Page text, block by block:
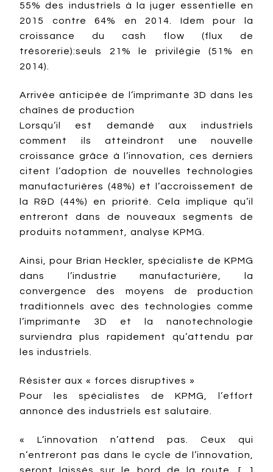
55% des industriels à la juger essentielle en
2015 contre 64% en 2014. Idem pour la
croissance du cash flow (flux de
trésorerie):seuls 21% le privilégie (51% en
2014).
Arrivée anticipée de l’imprimante 3D dans les
chaînes de production
Lorsqu’il est demandé aux industriels
comment ils atteindront une nouvelle
croissance grâce à l’innovation, ces derniers
citent l’adoption de nouvelles technologies
manufacturières (48%) et l’accroissement de
la R&D (44%) en priorité. Cela implique qu’il
entreront dans de nouveaux segments de
produits notamment, analyse KPMG.
Ainsi, pour Brian Heckler, spécialiste de KPMG
dans l’industrie manufacturière, la
convergence des moyens de production
traditionnels avec des technologies comme
l’imprimante 3D et la nanotechnologie
surviendra plus rapidement qu’attendu par
les industriels.
Résister aux « forces disruptives »
Pour les spécialistes de KPMG, l’effort
annoncé des industriels est salutaire.
« L’innovation n’attend pas. Ceux qui
n’entreront pas dans le cycle de l’innovation,